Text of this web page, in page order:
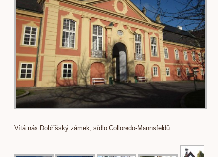
Vítá nás Dobříšský zámek, sídlo Colloredo-Mannsfeldů